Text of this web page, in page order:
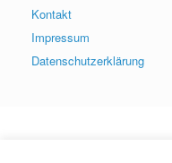
Kontakt
Impressum
Datenschutzerklärung